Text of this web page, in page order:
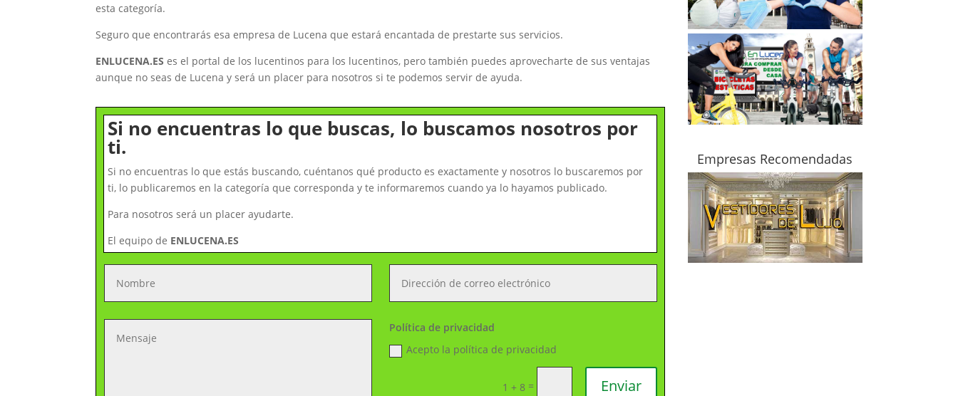
esta categoría.
Seguro que encontrarás esa empresa de Lucena que estará encantada de prestarte sus servicios.
ENLUCENA.ES es el portal de los lucentinos para los lucentinos, pero también puedes aprovecharte de sus ventajas
aunque no seas de Lucena y será un placer para nosotros si te podemos servir de ayuda.
Si no encuentras lo que buscas, lo buscamos nosotros por
ti.
Si no encuentras lo que estás buscando, cuéntanos qué producto es exactamente y nosotros lo buscaremos por
ti, lo publicaremos en la categoría que corresponda y te informaremos cuando ya lo hayamos publicado.
Para nosotros será un placer ayudarte.
El equipo de ENLUCENA.ES
Política de privacidad
Acepto la política de privacidad
1 + 8= Enviar
Empresas Recomendadas